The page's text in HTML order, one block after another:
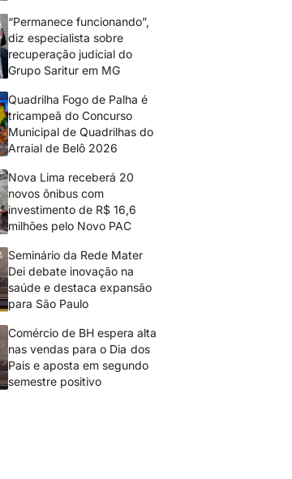
“Permanece funcionando”,
diz especialista sobre
recuperação judicial do
Grupo Saritur em MG
Quadrilha Fogo de Palha é
tricampeã do Concurso
Municipal de Quadrilhas do
Arraial de Belô 2026
Nova Lima receberá 20
novos ônibus com
investimento de R$ 16,6
milhões pelo Novo PAC
Seminário da Rede Mater
Dei debate inovação na
saúde e destaca expansão
para São Paulo
Comércio de BH espera alta
nas vendas para o Dia dos
Pais e aposta em segundo
semestre positivo